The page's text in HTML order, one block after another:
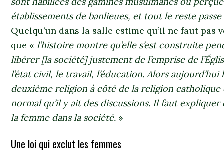
établissements de banlieues, et tout le reste
Quelqu’un dans la salle estime qu’il ne faut
que «l’histoire montre qu’elle s’est construite
libérer [la société] justement de l’emprise de
l’état civil, le travail, l’éducation. Alors
deuxième religion à côté de la religion catholique
normal qu’il y ait des discussions. Il faut
la femme dans la société. »
Une loi qui exclut les femmes